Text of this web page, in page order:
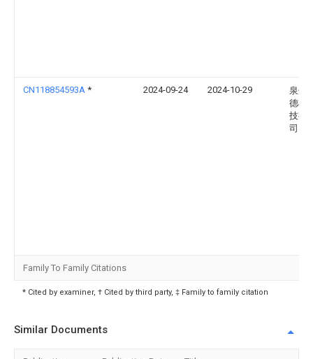
CN118854593A * 2024-09-24 2024-10-29
泉州
德机
技有
司
Family To Family Citations
* Cited by examiner, † Cited by third party, ‡ Family to family citation
Similar Documents